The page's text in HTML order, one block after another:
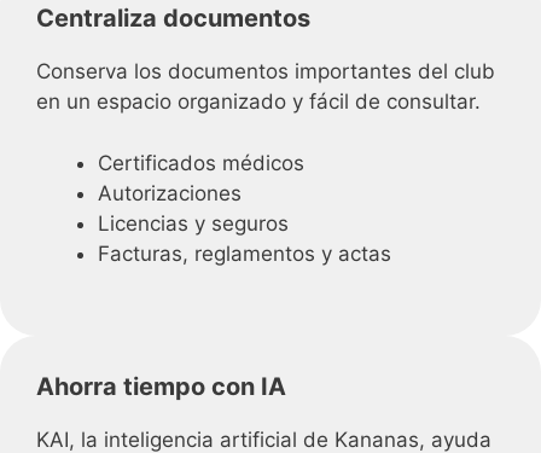
Centraliza documentos
Conserva los documentos importantes del club
en un espacio organizado y fácil de consultar.
Certificados médicos
Autorizaciones
Licencias y seguros
Facturas, reglamentos y actas
Ahorra tiempo con IA
KAI, la inteligencia artificial de Kananas, ayuda